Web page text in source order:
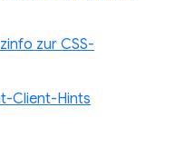
zur CSS-
Client-Hints